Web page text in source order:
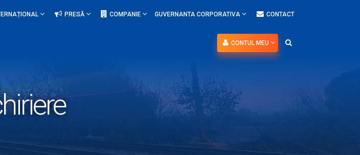
PRESĂ COMPANIE GUVERNANTA CORPORATIVA CONTACT
CONTUL MEU